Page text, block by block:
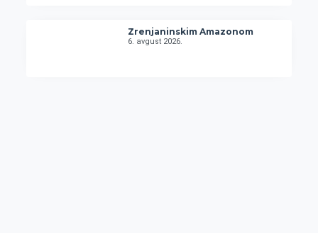
Zrenjaninskim Amazonom
6. avgust 2026.